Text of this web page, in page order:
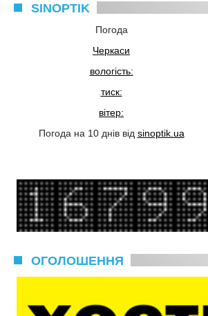
SINOPTIK
Погода
Черкаси
вологість:
тиск:
вітер:
Погода на 10 днів від sinoptik.ua
ОГОЛОШЕННЯ